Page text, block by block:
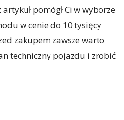
pomógł Ci w wyborze
w cenie do 10 tysięcy
zakupem zawsze warto
techniczny pojazdu i zrobić